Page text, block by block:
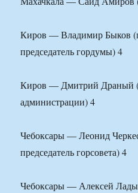
Киров — Владимир Быков
председатель гордумы) 4
Киров — Дмитрий Драный
администрации) 4
Чебоксары — Леонид
председатель горсовета) 4
Чебоксары — Алексей